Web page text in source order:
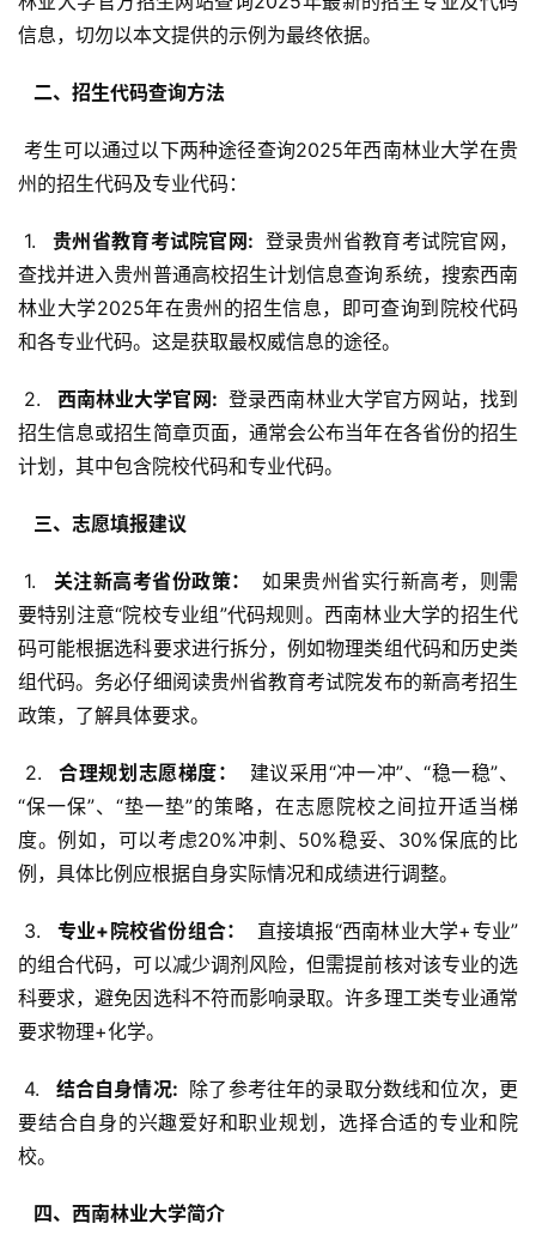
信息，切勿以本文提供的示例为最终依据。
  二、招生代码查询方法
考生可以通过以下两种途径查询2025年西南林业大学在贵
州的招生代码及专业代码：
1.
  贵州省教育考试院官网:
登录贵州省教育考试院官网，
查找并进入贵州普通高校招生计划信息查询系统，搜索西南
林业大学2025年在贵州的招生信息，即可查询到院校代码
和各专业代码。这是获取最权威信息的途径。
2.
  西南林业大学官网:
登录西南林业大学官方网站，找到
招生信息或招生简章页面，通常会公布当年在各省份的招生
计划，其中包含院校代码和专业代码。
  三、志愿填报建议
1.
  关注新高考省份政策：
如果贵州省实行新高考，则需
要特别注意“院校专业组”代码规则。西南林业大学的招生代
码可能根据选科要求进行拆分，例如物理类组代码和历史类
组代码。务必仔细阅读贵州省教育考试院发布的新高考招生
政策，了解具体要求。
2.
  合理规划志愿梯度：
建议采用“冲一冲”、“稳一稳”、
“保一保”、“垫一垫”的策略，在志愿院校之间拉开适当梯
度。例如，可以考虑20%冲刺、50%稳妥、30%保底的比
例，具体比例应根据自身实际情况和成绩进行调整。
3.
  专业+院校省份组合：
直接填报“西南林业大学+专业”
的组合代码，可以减少调剂风险，但需提前核对该专业的选
科要求，避免因选科不符而影响录取。许多理工类专业通常
要求物理+化学。
4.
  结合自身情况:
除了参考往年的录取分数线和位次，更
要结合自身的兴趣爱好和职业规划，选择合适的专业和院
校。
  四、西南林业大学简介